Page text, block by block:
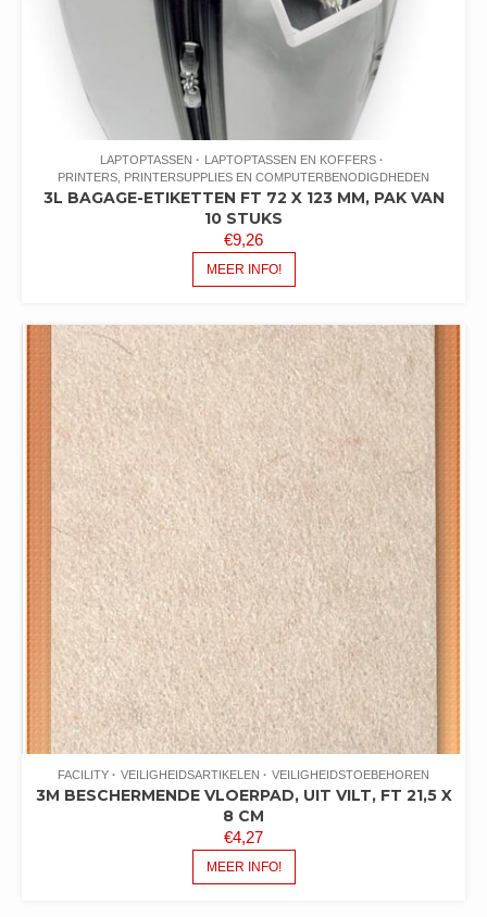
LAPTOPTASSEN
LAPTOPTASSEN EN KOFFERS
PRINTERS, PRINTERSUPPLIES EN COMPUTERBENODIGDHEDEN
3L BAGAGE-ETIKETTEN FT 72 X 123 MM, PAK VAN
10 STUKS
€9,26
MEER INFO!
FACILITY VEILIGHEIDSARTIKELEN VEILIGHEIDSTOEBEHOREN
3M BESCHERMENDE VLOERPAD, UIT VILT, FT 21,5 X
8 CM
€4,27
MEER INFO!